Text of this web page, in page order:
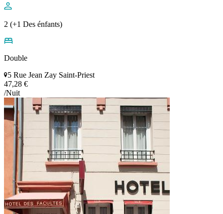
2 (+1 Des énfants)
Double
5 Rue Jean Zay Saint-Priest
47,28 €
/Nuit